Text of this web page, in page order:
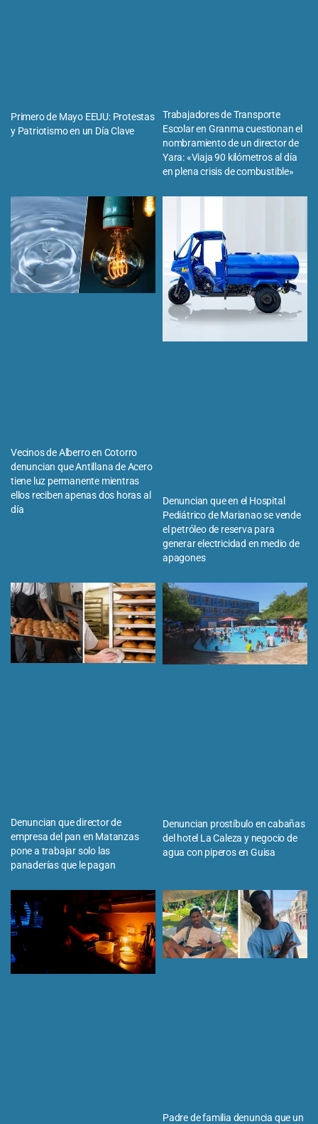
Primero de Mayo EEUU: Protestas
y Patriotismo en un Día Clave
Trabajadores de Transporte
Escolar en Granma cuestionan el
nombramiento de un director de
Yara: «Viaja 90 kilómetros al día
en plena crisis de combustible»
Vecinos de Alberro en Cotorro
denuncian que Antillana de Acero
tiene luz permanente mientras
ellos reciben apenas dos horas al
día
Denuncian que en el Hospital
Pediátrico de Marianao se vende
el petróleo de reserva para
generar electricidad en medio de
apagones
Denuncian que director de
empresa del pan en Matanzas
pone a trabajar solo las
panaderías que le pagan
Denuncian prostíbulo en cabañas
del hotel La Caleza y negocio de
agua con piperos en Guisa
Padre de familia denuncia que un